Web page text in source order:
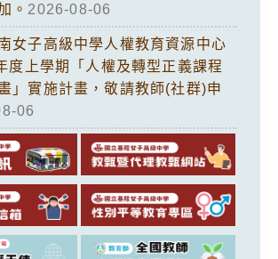
。 2026-08-06
女子高級中學人權教育資源中心
度上學期「人權及轉型正義課程
」實施計畫，敬請教師(社群)申
06